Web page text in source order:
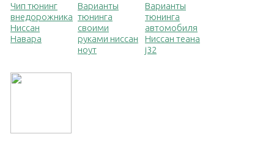
Чип тюнинг
внедорожника
Ниссан
Навара
Варианты
тюнинга
своими
руками ниссан
ноут
Варианты
тюнинга
автомобиля
Ниссан теана
j32